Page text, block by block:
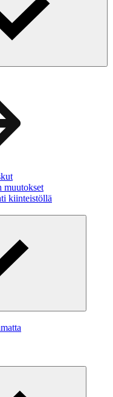
muutokset
kiinteistöllä